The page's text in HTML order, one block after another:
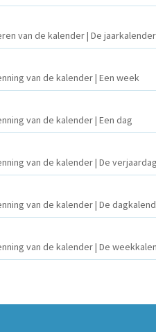
van de kalender | De jaarkalender
van de kalender | Een week
van de kalender | Een dag
van de kalender | De
van de kalender | De
van de kalender | De